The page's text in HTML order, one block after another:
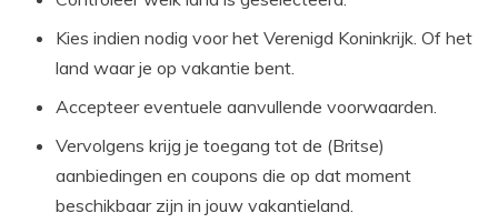
Kies indien nodig voor het Verenigd Koninkrijk. Of het
land waar je op vakantie bent.
Accepteer eventuele aanvullende voorwaarden.
Vervolgens krijg je toegang tot de (Britse)
aanbiedingen en coupons die op dat moment
beschikbaar zijn in jouw vakantieland.